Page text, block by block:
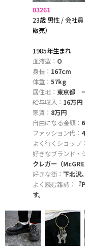
03261
23歳 男性 / 会社員
販売）
1985年生まれ
血液型： O
身長： 167cm
体重： 57kg
居住地： 東京都
給与収入： 16万円
家賃： 8万円
自由になる金額：
ファッション代：
よく行くショップ：
好きなブランド・
クレガー（
好きな街： 下北沢。
よく読む雑誌：
す。